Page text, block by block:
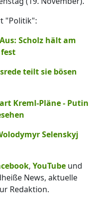
"Politik":
Scholz hält am
teilt sie bösen
Kreml-Pläne - Putin
Selenskyj
, YouTube und
News, aktuelle
Redaktion.